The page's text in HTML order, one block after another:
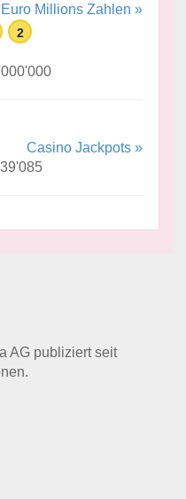
Euro Millions Zahlen »
2
Casino Jackpots »
AG publiziert seit